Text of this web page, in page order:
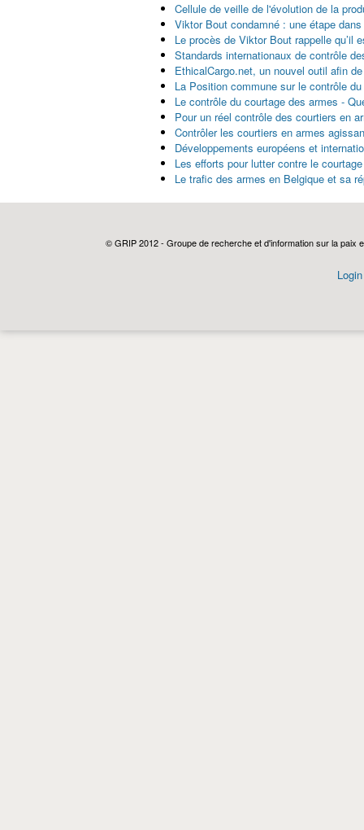
Cellule de veille de l'évolution de la
Viktor Bout condamné : une étape
Le procès de Viktor Bout rappelle qu’il
Standards internationaux de contrôle
EthicalCargo.net, un nouvel outil afin
La Position commune sur le contrôle
Le contrôle du courtage des armes -
Pour un réel contrôle des courtiers en
Contrôler les courtiers en armes
Développements européens et
Les efforts pour lutter contre le
Le trafic des armes en Belgique et sa
© GRIP 2012 - Groupe de recherche et d'information sur la paix
Login